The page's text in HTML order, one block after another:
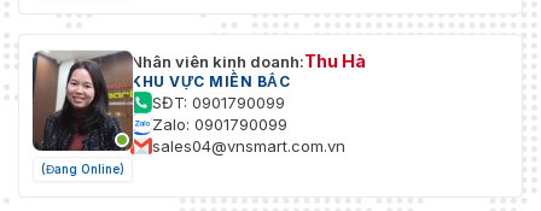
(Đang Online)
Nhân viên kinh doanh:Thu Hà
KHU VỰC MIỀN BẮC
SĐT: 0901790099
Zalo: 0901790099
sales04@vnsmart.com.vn